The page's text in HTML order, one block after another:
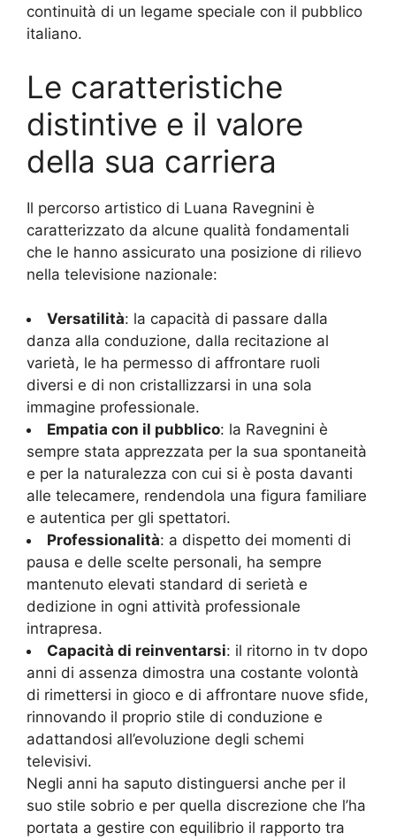
continuità di un legame speciale con il pubblico
italiano.
Le caratteristiche
distintive e il valore
della sua carriera
Il percorso artistico di Luana Ravegnini è
caratterizzato da alcune qualità fondamentali
che le hanno assicurato una posizione di rilievo
nella televisione nazionale:
Versatilità: la capacità di passare dalla
danza alla conduzione, dalla recitazione al
varietà, le ha permesso di affrontare ruoli
diversi e di non cristallizzarsi in una sola
immagine professionale.
Empatia con il pubblico: la Ravegnini è
sempre stata apprezzata per la sua spontaneità
e per la naturalezza con cui si è posta davanti
alle telecamere, rendendola una figura familiare
e autentica per gli spettatori.
Professionalità: a dispetto dei momenti di
pausa e delle scelte personali, ha sempre
mantenuto elevati standard di serietà e
dedizione in ogni attività professionale
intrapresa.
Capacità di reinventarsi: il ritorno in tv dopo
anni di assenza dimostra una costante volontà
di rimettersi in gioco e di affrontare nuove sfide,
rinnovando il proprio stile di conduzione e
adattandosi all’evoluzione degli schemi
televisivi.
Negli anni ha saputo distinguersi anche per il
suo stile sobrio e per quella discrezione che l’ha
portata a gestire con equilibrio il rapporto tra